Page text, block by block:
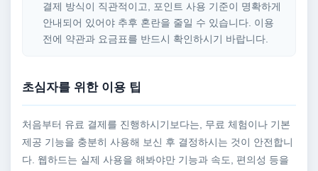
결제 방식이 직관적이고, 포인트 사용 기준이 명확하게
안내되어 있어야 추후 혼란을 줄일 수 있습니다. 이용
전에 약관과 요금표를 반드시 확인하시기 바랍니다.
초심자를 위한 이용 팁
처음부터 유료 결제를 진행하시기보다는, 무료 체험이나 기본
제공 기능을 충분히 사용해 보신 후 결정하시는 것이 안전합니
다. 웹하드는 실제 사용을 해봐야만 기능과 속도, 편의성 등을